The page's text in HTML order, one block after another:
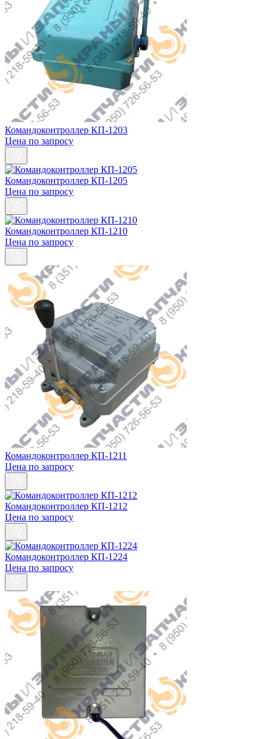
Командоконтроллер КП-1203
Цена по запросу
Командоконтроллер КП-1205
Цена по запросу
Командоконтроллер КП-1210
Цена по запросу
Командоконтроллер КП-1211
Цена по запросу
Командоконтроллер КП-1212
Цена по запросу
Командоконтроллер КП-1224
Цена по запросу